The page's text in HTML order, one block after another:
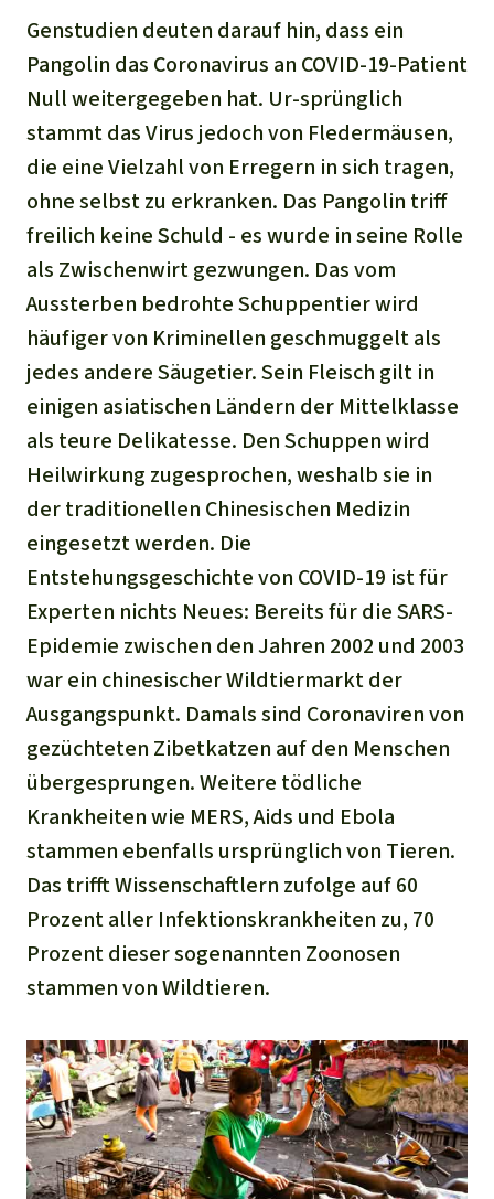
Genstudien deuten darauf hin, dass ein
Pangolin das Coronavirus an COVID-19-Patient
Null weitergegeben hat. Ur-sprünglich
stammt das Virus jedoch von Fledermäusen,
die eine Vielzahl von Erregern in sich tragen,
ohne selbst zu erkranken. Das Pangolin triff
freilich keine Schuld - es wurde in seine Rolle
als Zwischenwirt gezwungen. Das vom
Aussterben bedrohte Schuppentier wird
häufiger von Kriminellen geschmuggelt als
jedes andere Säugetier. Sein Fleisch gilt in
einigen asiatischen Ländern der Mittelklasse
als teure Delikatesse. Den Schuppen wird
Heilwirkung zugesprochen, weshalb sie in
der traditionellen Chinesischen Medizin
eingesetzt werden. Die
Entstehungsgeschichte von COVID-19 ist für
Experten nichts Neues: Bereits für die SARS-
Epidemie zwischen den Jahren 2002 und 2003
war ein chinesischer Wildtiermarkt der
Ausgangspunkt. Damals sind Coronaviren von
gezüchteten Zibetkatzen auf den Menschen
übergesprungen. Weitere tödliche
Krankheiten wie MERS, Aids und Ebola
stammen ebenfalls ursprünglich von Tieren.
Das trifft Wissenschaftlern zufolge auf 60
Prozent aller Infektionskrankheiten zu, 70
Prozent dieser sogenannten Zoonosen
stammen von Wildtieren.